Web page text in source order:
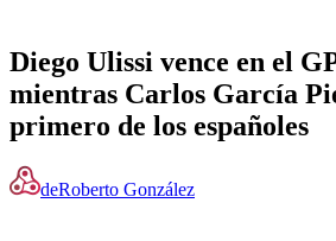
Diego Ulissi vence en el
mientras Carlos García
primero de los españoles
deRoberto González